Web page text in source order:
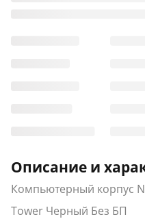
Описание и
Компьютерный корпус
Tower Черный Без БП